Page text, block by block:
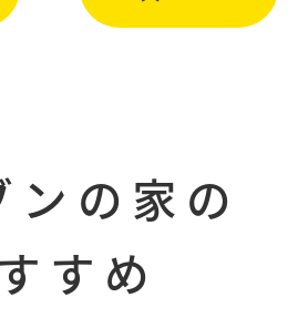
ンの家の
すめ